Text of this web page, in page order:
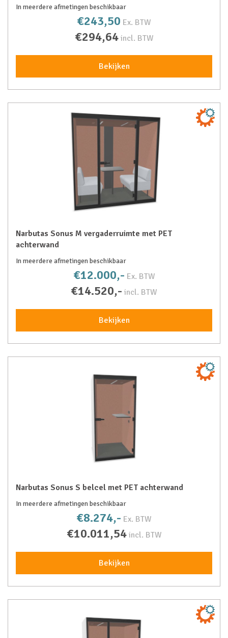
In meerdere afmetingen beschikbaar
€243,50 Ex. BTW
€294,64 incl. BTW
Bekijken
Narbutas Sonus M vergaderruimte met PET
achterwand
In meerdere afmetingen beschikbaar
€12.000,- Ex. BTW
€14.520,- incl. BTW
Bekijken
Narbutas Sonus S belcel met PET achterwand
In meerdere afmetingen beschikbaar
€8.274,- Ex. BTW
€10.011,54 incl. BTW
Bekijken